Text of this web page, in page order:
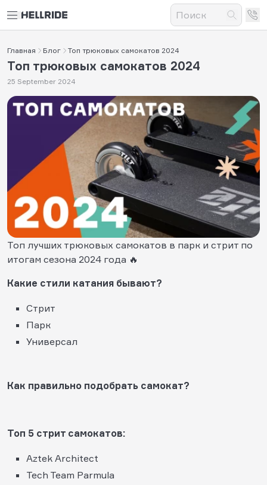
Главная Блог Топ трюковых самокатов 2024
Топ трюковых самокатов 2024
25 September 2024
Топ лучших трюковых самокатов в парк и стрит по
итогам сезона 2024 года 🔥
Какие стили катания бывают?
Стрит
Парк
Универсал
Как правильно подобрать самокат?
Топ 5 стрит самокатов:
Aztek Architect
Tech Team Parmula